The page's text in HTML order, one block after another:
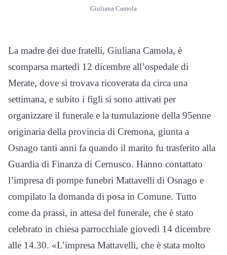
Giuliana Camola
La madre dei due fratelli, Giuliana Camola, è
scomparsa martedì 12 dicembre all’ospedale di
Merate, dove si trovava ricoverata da circa una
settimana, e subito i figli si sono attivati per
organizzare il funerale e la tumulazione della 95enne
originaria della provincia di Cremona, giunta a
Osnago tanti anni fa quando il marito fu trasferito alla
Guardia di Finanza di Cernusco. Hanno contattato
l’impresa di pompe funebri Mattavelli di Osnago e
compilato la domanda di posa in Comune. Tutto
come da prassi, in attesa del funerale, che è stato
celebrato in chiesa parrocchiale giovedì 14 dicembre
alle 14.30. «L’impresa Mattavelli, che è stata molto